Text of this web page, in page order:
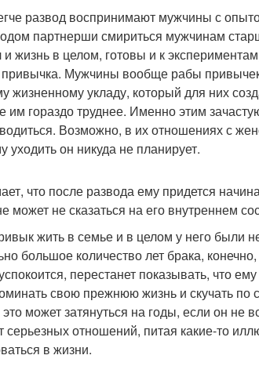
развод воспринимают мужчины с
партнерши смириться мужчинам
жизнь в целом, готовы и к
Мужчины вообще рабы
жизненному укладу, который для них
им гораздо труднее. Именно этим
Возможно, в их отношениях с
уходить он никуда не планирует.
что после развода ему придется
может не сказаться на его внутреннем
жить в семье и в целом у него были
большое количество лет брака,
перестанет показывать, что
свою прежнюю жизнь и скучать
может затянуться на годы, если он не
серьезных отношений, питая какие-то
в жизни.